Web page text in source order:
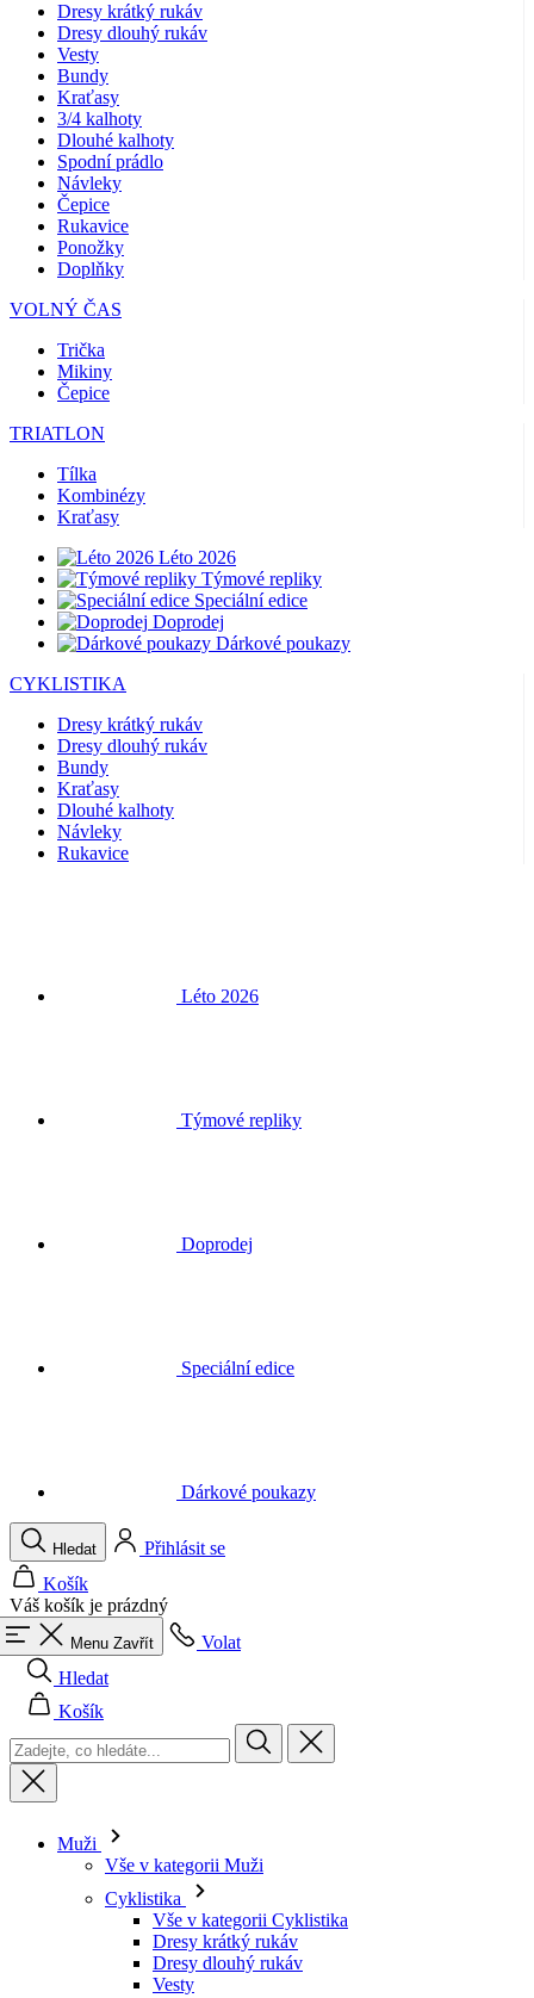
Dresy krátký rukáv
Dresy dlouhý rukáv
Vesty
Bundy
Kraťasy
3/4 kalhoty
Dlouhé kalhoty
Spodní prádlo
Návleky
Čepice
Rukavice
Ponožky
Doplňky
VOLNÝ ČAS
Trička
Mikiny
Čepice
TRIATLON
Tílka
Kombinézy
Kraťasy
Léto 2026
Týmové repliky
Speciální edice
Doprodej
Dárkové poukazy
CYKLISTIKA
Dresy krátký rukáv
Dresy dlouhý rukáv
Bundy
Kraťasy
Dlouhé kalhoty
Návleky
Rukavice
Váš košík je prázdný
Menu Zavřít
Volat
Hledat
Košík
Muži
Vše v kategorii Muži
Dresy dlouhý rukáv
Vesty
Bundy
Kraťasy
Kombinézy
3/4 kalhoty
Dlouhé kalhoty